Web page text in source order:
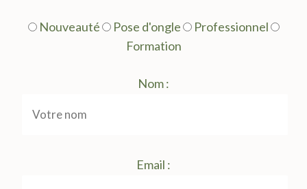
Nouveauté Pose d'ongle
Professionnel
Formation
Nom :
Email :